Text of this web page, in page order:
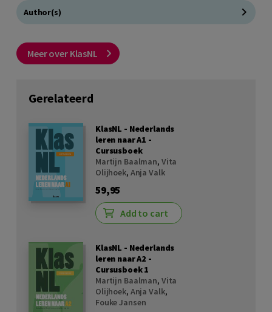
Author(s)
Meer over KlasNL
Gerelateerd
KlasNL - Nederlands
leren naar A1 -
Cursusboek
Martijn Baalman, Vita
Olijhoek, Anja Valk
59,95
Add to cart
KlasNL - Nederlands
leren naar A2 -
Cursusboek 1
Martijn Baalman, Vita
Olijhoek, Anja Valk,
Fouke Jansen